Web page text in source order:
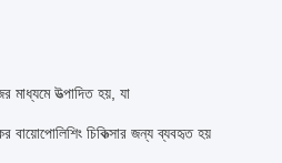
মাধ্যমে উত্পাদিত হয়, যা
বায়োপোলিশিং চিকিত্সার জন্য ব্যবহৃত হয়